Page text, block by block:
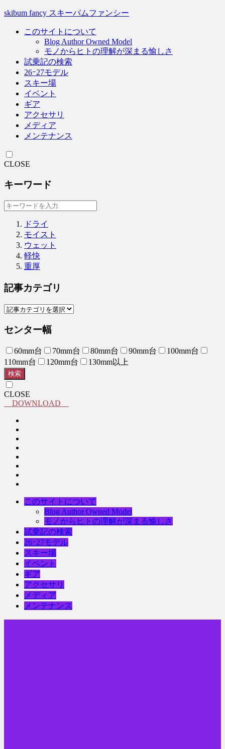
skibum fancy スキーバムファンシー
このサイトについて
Blog Author Owned Model
モノからヒトの理解が深まる愉しさ
試乗記の検索
26ｰ27モデル
スキー場
イベント
ギア
アクセサリ
メディア
メンテナンス
CLOSE
キーワード
ドライ
モイスト
ウェット
軽快
重厚
記事カテゴリ
センター幅
60mm台 70mm台 80mm台 90mm台
100mm台
110mm台
120mm台 130mm以上
検索
CLOSE
DOWNLOAD
このサイトについて
Blog Author Owned Model
モノからヒトの理解が深まる愉しさ
試乗記の検索
26ｰ27モデル
スキー場
イベント
ギア
アクセサリ
メディア
メンテナンス